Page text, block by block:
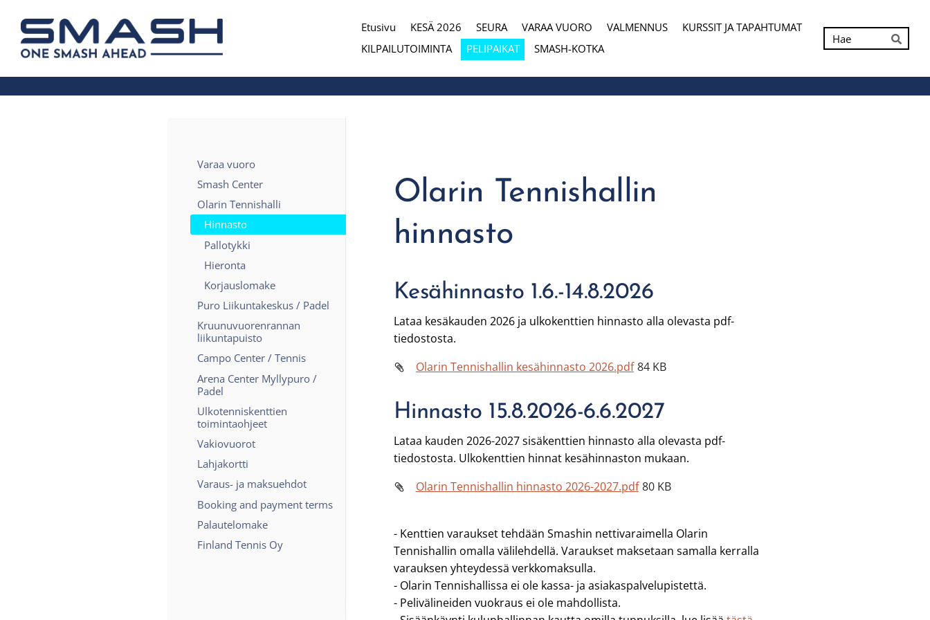
Siirry
sivun
sisältöön
Smash ry - Suomen suurin mailapeliseura
Etusivu KESÄ 2026 SEURA VARAA VUORO VALMENNUS
KURSSIT JA TAPAHTUMAT
KILPAILUTOIMINTA
PELIPAIKAT SMASH-KOTKA Hae
Varaa vuoro
Smash Center
Olarin Tennishalli
Hinnasto
Pallotykki
Hieronta
Korjauslomake
Puro Liikuntakeskus / Padel
Kruunuvuorenrannan
liikuntapuisto
Campo Center / Tennis
Arena Center Myllypuro /
Padel
Ulkotenniskenttien
toimintaohjeet
Vakiovuorot
Lahjakortti
Varaus- ja maksuehdot
Booking and payment terms
Palautelomake
Finland Tennis Oy
Olarin Tennishallin
hinnasto
Kesähinnasto 1.6.-14.8.2026
Lataa kesäkauden 2026 ja ulkokenttien hinnasto alla olevasta pdf-
tiedostosta.
Olarin Tennishallin kesähinnasto 2026.pdf 84 KB
Hinnasto 15.8.2026-6.6.2027
Lataa kauden 2026-2027 sisäkenttien hinnasto alla olevasta pdf-
tiedostosta. Ulkokenttien hinnat kesähinnaston mukaan.
Olarin Tennishallin hinnasto 2026-2027.pdf 80 KB
- Kenttien varaukset tehdään Smashin nettivaraimella Olarin
Tennishallin omalla välilehdellä. Varaukset maksetaan samalla kerralla
varauksen yhteydessä verkkomaksulla.
- Olarin Tennishallissa ei ole kassa- ja asiakaspalvelupistettä.
- Pelivälineiden vuokraus ei ole mahdollista.